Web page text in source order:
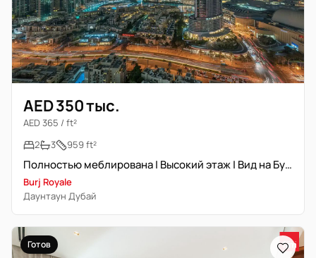
AED 350 тыс.
AED 365 / ft²
2
3 959 ft²
Полностью меблирована | Высокий этаж | Вид на Бурж Халифа
Burj Royale
Даунтаун Дубай
Готов